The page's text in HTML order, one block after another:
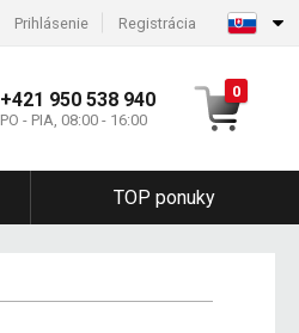
Prihlásenie Registrácia
+421 950 538 940
PO - PIA, 08:00 - 16:00
0
TOP ponuky